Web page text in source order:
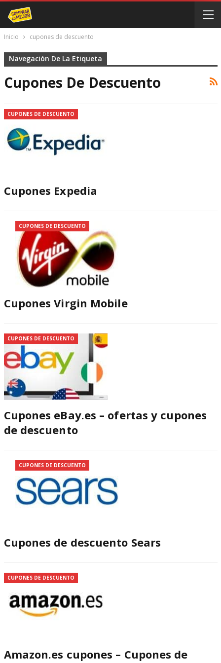
Inicio cupones de descuento
Navegación De La Etiqueta
Cupones De Descuento
CUPONES DE DESCUENTO
Cupones Expedia
CUPONES DE DESCUENTO
Cupones Virgin Mobile
CUPONES DE DESCUENTO
Cupones eBay.es – ofertas y cupones
de descuento
CUPONES DE DESCUENTO
Cupones de descuento Sears
CUPONES DE DESCUENTO
Amazon.es cupones – Cupones de